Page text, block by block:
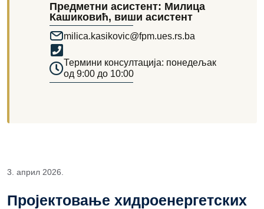
Предметни асистент: Милица
Кашиковић, виши асистент
milica.kasikovic@fpm.ues.rs.ba
Термини консултација: понедељак
од 9:00 до 10:00
3. април 2026.
Пројектовање хидроенергетских